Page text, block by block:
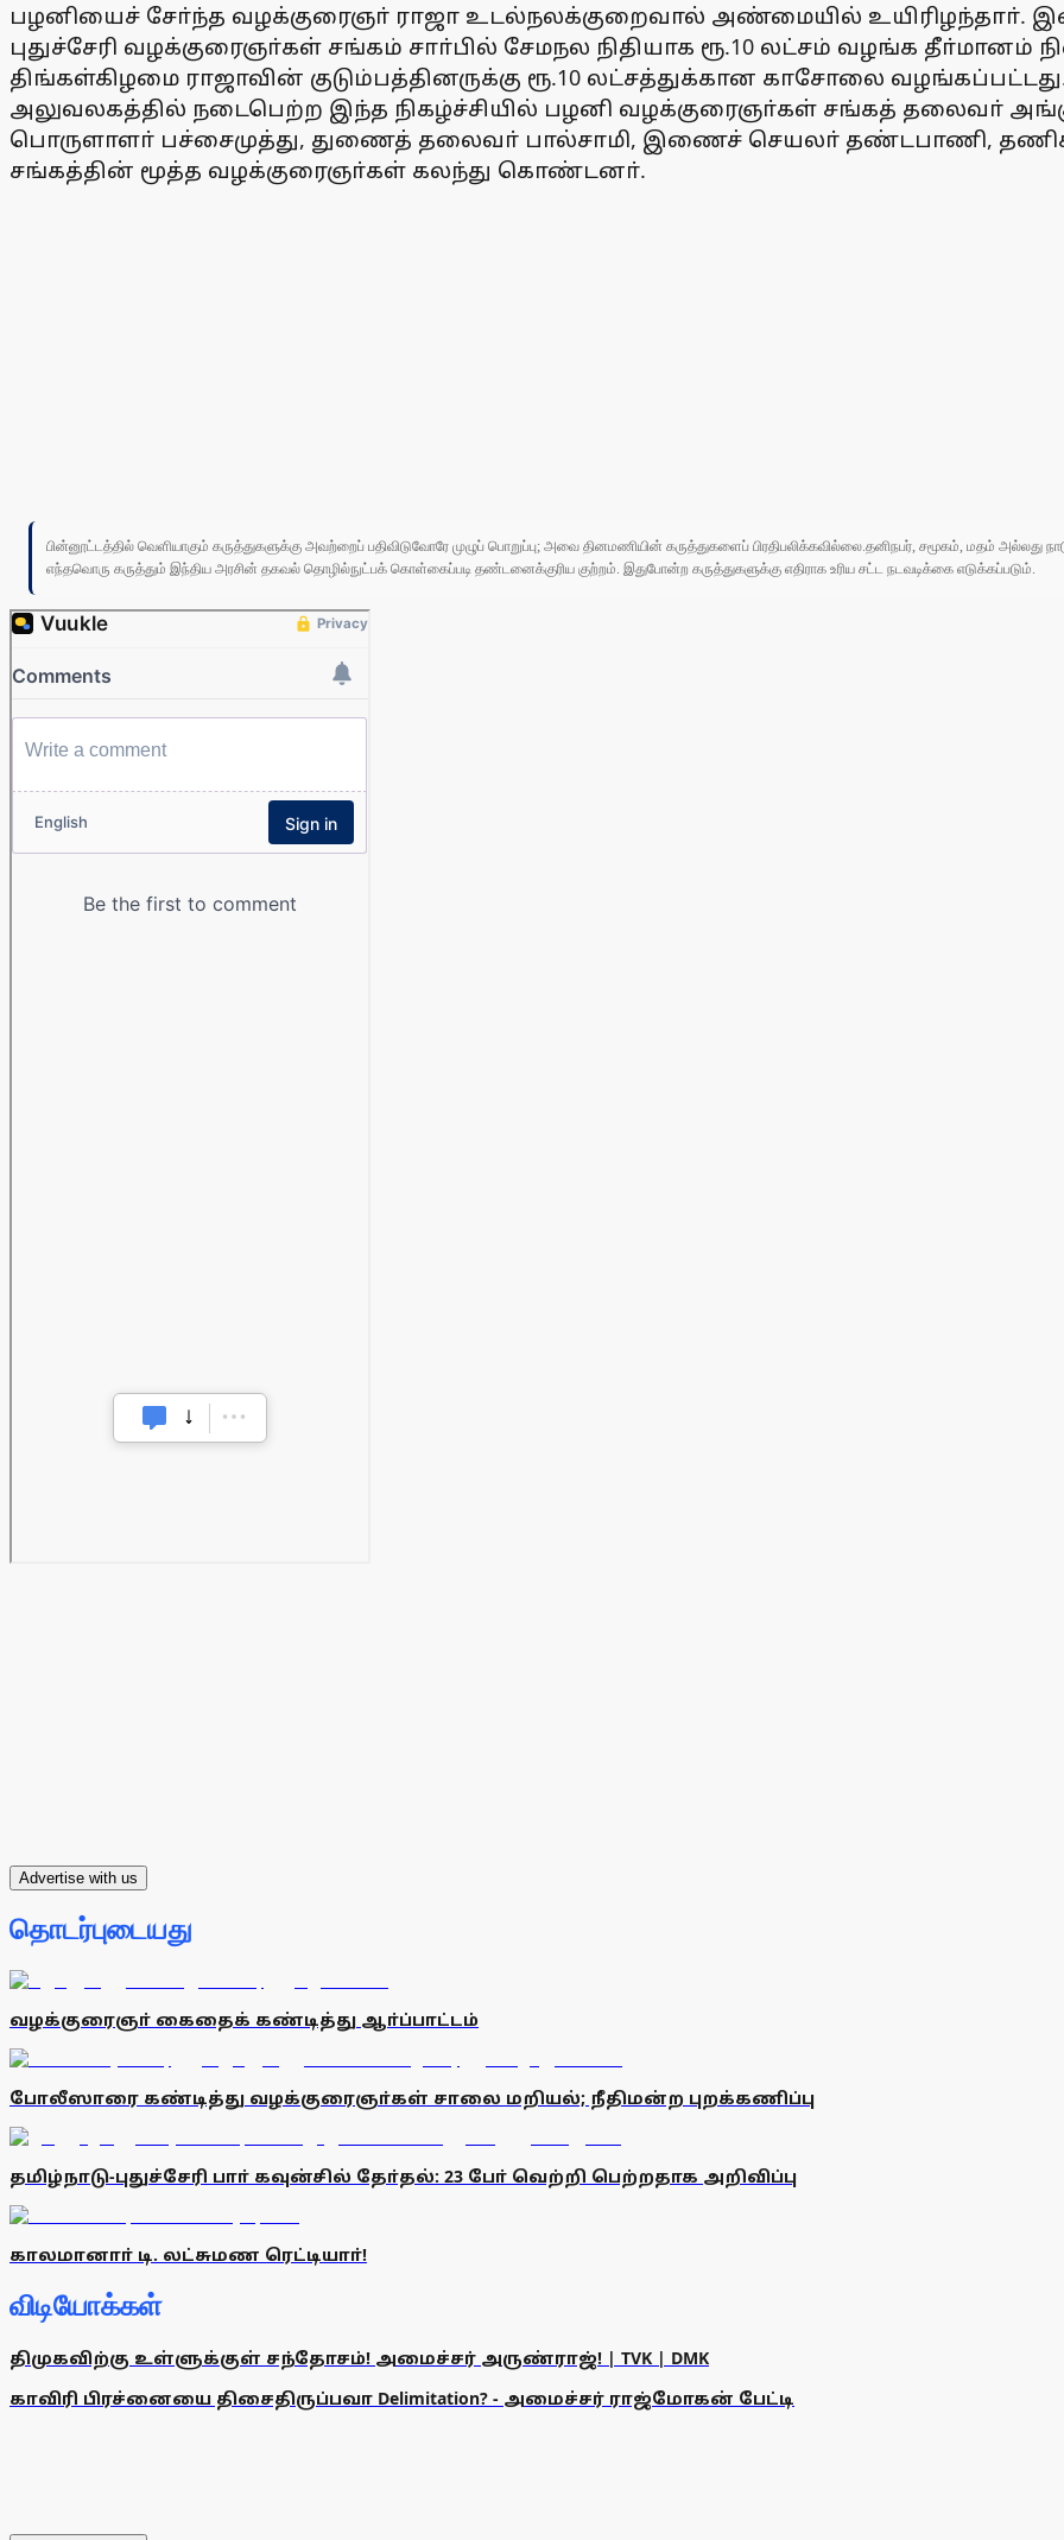
பழனியைச் சோ்ந்த வழக்குரைஞா் ராஜா உடல்நலக்குறைவால் அண்மையில் உயிரிழந்தாா்.
புதுச்சேரி வழக்குரைஞா்கள் சங்கம் சாா்பில் சேமநல நிதியாக ரூ.10 லட்சம் வழங்க தீா்மானம்
திங்கள்கிழமை ராஜாவின் குடும்பத்தினருக்கு ரூ.10 லட்சத்துக்கான காசோலை
அலுவலகத்தில் நடைபெற்ற இந்த நிகழ்ச்சியில் பழனி வழக்குரைஞா்கள் சங்கத் தலைவா்
பொருளாளா் பச்சைமுத்து, துணைத் தலைவா் பால்சாமி, இணைச் செயலா் தண்டபாணி,
சங்கத்தின் மூத்த வழக்குரைஞா்கள் கலந்து கொண்டனா்.
பின்னூட்டத்தில் வெளியாகும் கருத்துகளுக்கு அவற்றைப் பதிவிடுவோரே முழுப் பொறுப்பு; அவை தினமணியின் கருத்துகளைப் பிரதிபலிக்கவில்லை.தனிநபர், சமூகம், மதம் அல்லது
எந்தவொரு கருத்தும் இந்திய அரசின் தகவல் தொழில்நுட்பக் கொள்கைப்படி தண்டனைக்குரிய குற்றம். இதுபோன்ற கருத்துகளுக்கு எதிராக உரிய சட்ட நடவடிக்கை எடுக்கப்படும்.
Advertise with us
தொடர்புடையது
வழக்குரைஞா் கைதைக் கண்டித்து ஆா்ப்பாட்டம்
போலீஸாரை கண்டித்து வழக்குரைஞா்கள் சாலை மறியல்; நீதிமன்ற புறக்கணிப்பு
தமிழ்நாடு-புதுச்சேரி பாா் கவுன்சில் தோ்தல்: 23 போ் வெற்றி பெற்றதாக அறிவிப்பு
காலமானாா் டி. லட்சுமண ரெட்டியாா்!
விடியோக்கள்
திமுகவிற்கு உள்ளுக்குள் சந்தோசம்! அமைச்சர் அருண்ராஜ்! | TVK | DMK
காவிரி பிரச்னையை திசைதிருப்பவா Delimitation? - அமைச்சர் ராஜ்மோகன் பேட்டி